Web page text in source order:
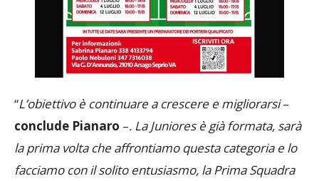
“L’obiettivo è continuare a crescere e migliorarsi–
conclude Pianaro–. La Juniores è già formata, sarà
la prima volta che affrontiamo questa categoria e lo